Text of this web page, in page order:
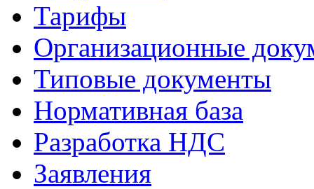
Тарифы
Организационные
Типовые документы
Нормативная база
Разработка НДС
Заявления